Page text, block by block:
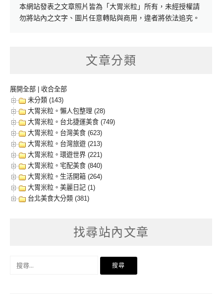
本網站發表之文章照片皆為「大胃米粒」所有，未經授權請
勿將站內之文字、圖片任意轉貼與商用，違者將依法追究。
文章分類
展開全部
收合全部
未分類 (143)
大胃米粒。懶人包整理 (28)
大胃米粒。台北捷運美食 (749)
大胃米粒。台灣美食 (623)
大胃米粒。台灣旅遊 (213)
大胃米粒。環遊世界 (221)
大胃米粒。宅配美食 (840)
大胃米粒。生活開箱 (264)
大胃米粒。美麗日記 (1)
台北美食大分類 (381)
找尋站內文章